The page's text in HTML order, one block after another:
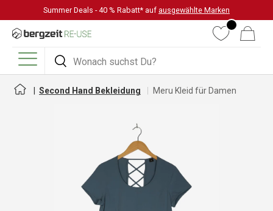
DIREKT ZUM INHALT
Summer Deals - 40 % Rabatt* auf ausgewählte Marken
Suchen
Suchen
WunschlisteWarenkorb
Menü
Second Hand Bekleidung Meru Kleid für Damen